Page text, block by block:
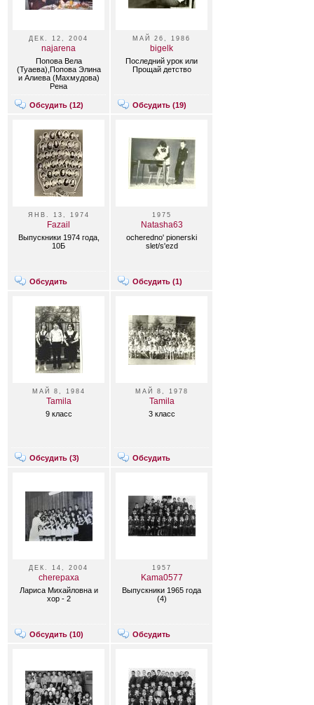
ДЕК. 12, 2004
najarena
Попова Вела
(Туаева),Попова Элина
и Алиева (Махмудова)
Рена
Обсудить (12)
МАЙ 26, 1986
bigelk
Последний урок или
Прощай детство
Обсудить (19)
ЯНВ. 13, 1974
Fazail
Выпускники 1974 года,
10Б
Обсудить
1975
Natasha63
ocheredno' pionerski
slet/s'ezd
Обсудить (1)
МАЙ 8, 1984
Tamila
9 класс
Обсудить (3)
МАЙ 8, 1978
Tamila
3 класс
Обсудить
ДЕК. 14, 2004
cherepaxa
Лариса Михайловна и
хор - 2
Обсудить (10)
1957
Kama0577
Выпускники 1965 года
(4)
Обсудить